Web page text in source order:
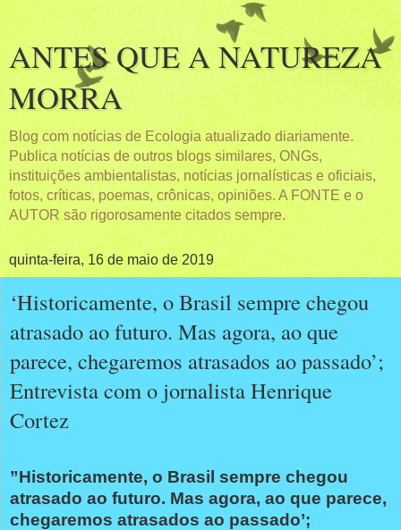
ANTES QUE A NATUREZA
MORRA
Blog com notícias de Ecologia atualizado diariamente.
Publica notícias de outros blogs similares, ONGs,
instituições ambientalistas, notícias jornalísticas e oficiais,
fotos, críticas, poemas, crônicas, opiniões. A FONTE e o
AUTOR são rigorosamente citados sempre.
quinta-feira, 16 de maio de 2019
‘Historicamente, o Brasil sempre chegou
atrasado ao futuro. Mas agora, ao que
parece, chegaremos atrasados ao passado’;
Entrevista com o jornalista Henrique
Cortez
”Historicamente, o Brasil sempre chegou
atrasado ao futuro. Mas agora, ao que parece,
chegaremos atrasados ao passado’;